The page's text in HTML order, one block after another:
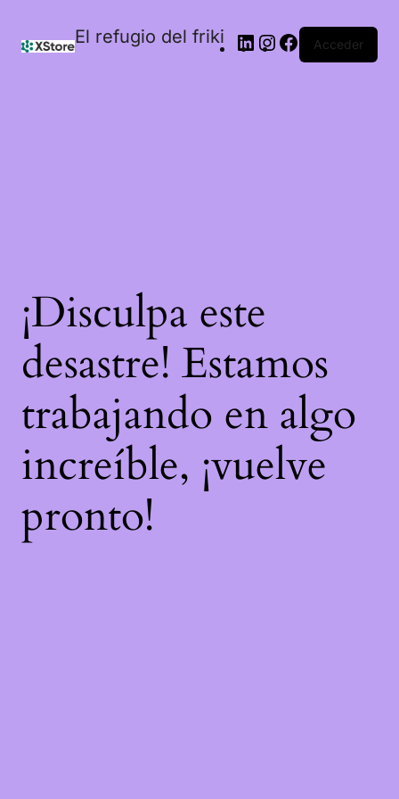
El refugio del friki Acceder
¡Disculpa este
desastre! Estamos
trabajando en algo
increíble, ¡vuelve
pronto!